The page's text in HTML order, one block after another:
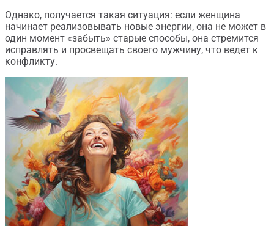
Однако, получается такая ситуация: если женщина
начинает реализовывать новые энергии, она не может в
один момент «забыть» старые способы, она стремится
исправлять и просвещать своего мужчину, что ведет к
конфликту.